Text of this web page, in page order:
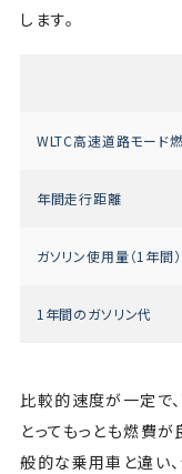
します。
WLTC高速道路モード
年間走行距離
ガソリン使用量（1年間）
1年間のガソリン代
比較的速度が一定で
とってもっとも燃費が
般的な乗用車と違い